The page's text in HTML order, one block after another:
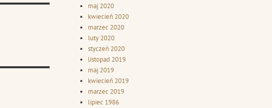
maj 2020
kwiecień 2020
marzec 2020
luty 2020
styczeń 2020
listopad 2019
maj 2019
kwiecień 2019
marzec 2019
lipiec 1986